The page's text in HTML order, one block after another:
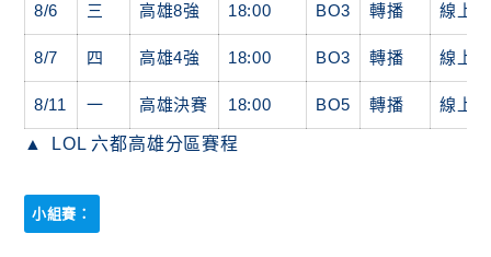
8/6 三 高雄8強 18:00 BO3 轉播 線上
8/7 四 高雄4強 18:00 BO3 轉播 線上
8/11 一 高雄決賽 18:00 BO5 轉播 線上
LOL 六都高雄分區賽程
小組賽：